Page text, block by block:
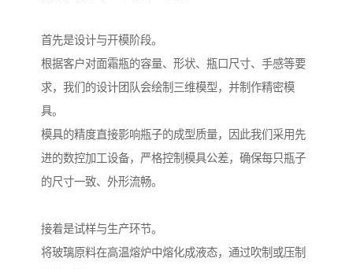
首先是设计与开模阶段。
根据客户对面霜瓶的容量、形状、瓶口尺寸、手感等要
求，我们的设计团队会绘制三维模型，并制作精密模
具。
模具的精度直接影响瓶子的成型质量，因此我们采用先
进的数控加工设备，严格控制模具公差，确保每只瓶子
的尺寸一致、外形流畅。
接着是试样与生产环节。
将玻璃原料在高温熔炉中熔化成液态，通过吹制或压制